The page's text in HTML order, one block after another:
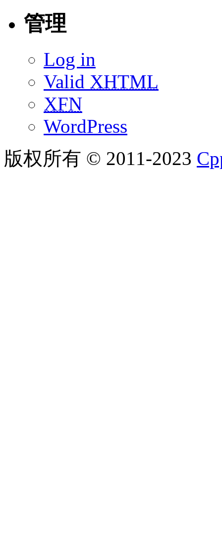
管理
Log in
Valid XHTML
XFN
WordPress
版权所有 © 2011-2023